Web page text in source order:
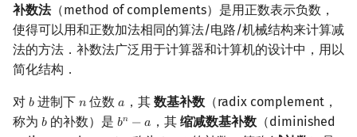
补数法（method of complements）是用正数表示负数，
使得可以用和正数加法相同的算法/电路/机械结构来计算减
法的方法．补数法广泛用于计算器和计算机的设计中，用以
简化结构．
对 𝑏
b进制下 𝑛
n 位数𝑎
a ，其 数基补数（radix complement，
称为 𝑏
b的补数）是 𝑏𝑛 −𝑎
bn −a ，其 缩减数基补数（diminished